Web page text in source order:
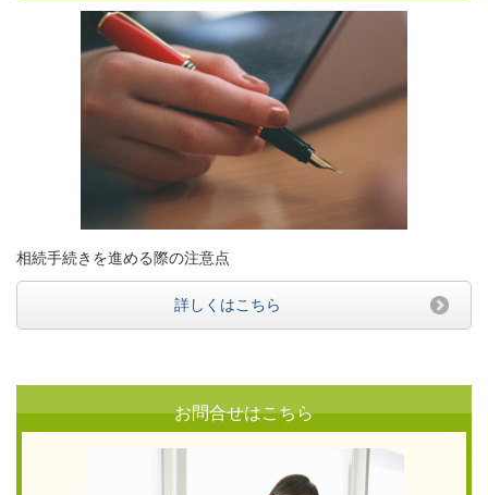
相続手続きを進める際の注意点
詳しくはこちら
お問合せはこちら